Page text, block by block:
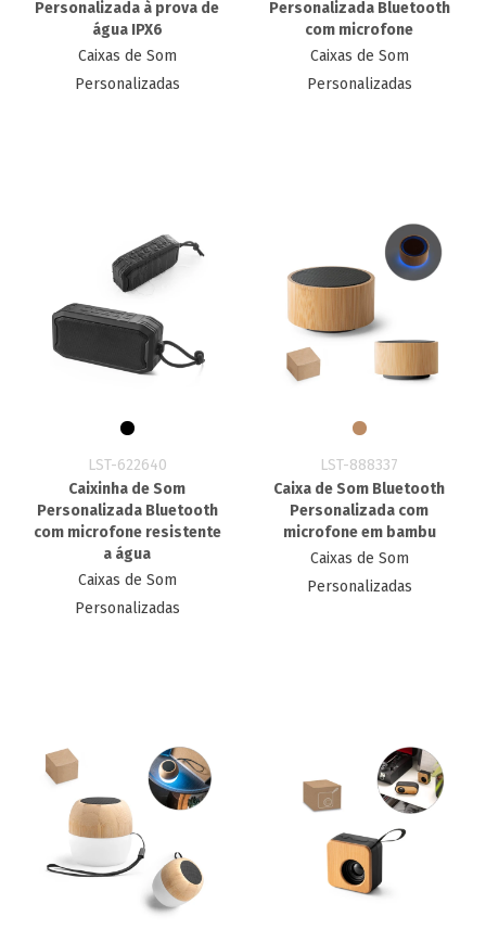
Personalizada à prova de
água IPX6
Caixas de Som
Personalizadas
Personalizada Bluetooth
com microfone
Caixas de Som
Personalizadas
LST-622640
Caixinha de Som
Personalizada Bluetooth
com microfone resistente
a água
Caixas de Som
Personalizadas
LST-888337
Caixa de Som Bluetooth
Personalizada com
microfone em bambu
Caixas de Som
Personalizadas